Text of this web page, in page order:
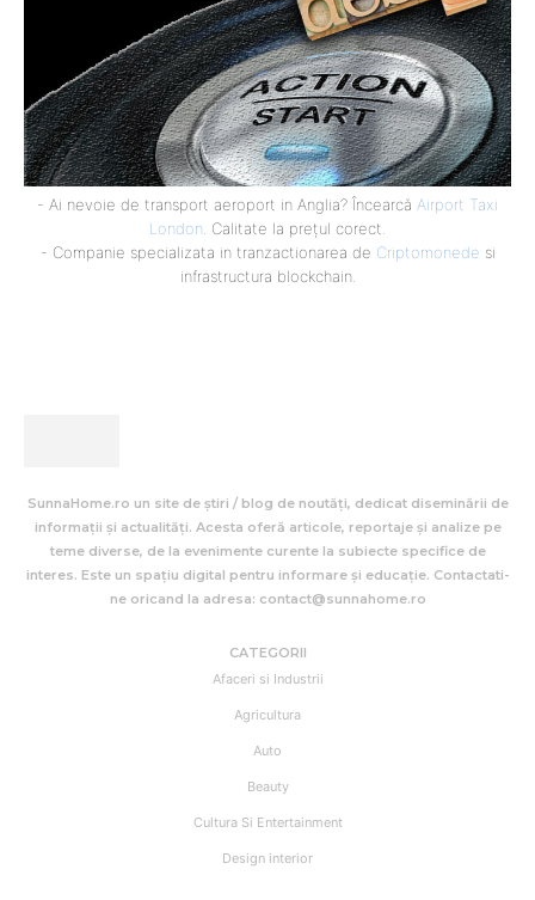
- Ai nevoie de transport aeroport in Anglia? Încearcă Airport Taxi
London. Calitate la prețul corect.
- Companie specializata in tranzactionarea de Criptomonede si
infrastructura blockchain.
SunnaHome.ro un site de știri / blog de noutăți, dedicat diseminării de
informații și actualități. Acesta oferă articole, reportaje și analize pe
teme diverse, de la evenimente curente la subiecte specifice de
interes. Este un spațiu digital pentru informare și educație. Contactati-
ne oricand la adresa: contact@sunnahome.ro
CATEGORII
Afaceri si Industrii
Agricultura
Auto
Beauty
Cultura Si Entertainment
Design interior